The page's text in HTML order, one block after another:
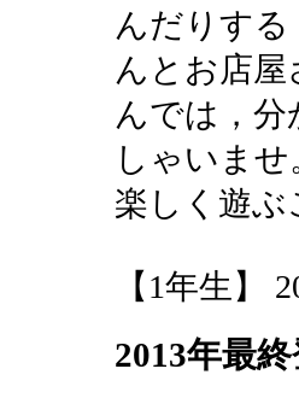
んだりす
んとお店
んでは，
しゃいま
楽しく遊
【1年生】
2013年最終